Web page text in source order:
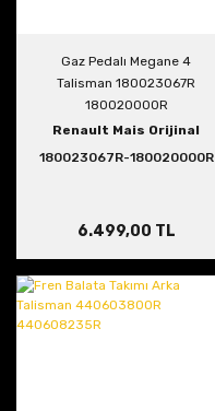
Gaz Pedalı Megane 4
Talisman 180023067R
180020000R
Renault Mais Orijinal
180023067R-180020000R
6.499,00 TL